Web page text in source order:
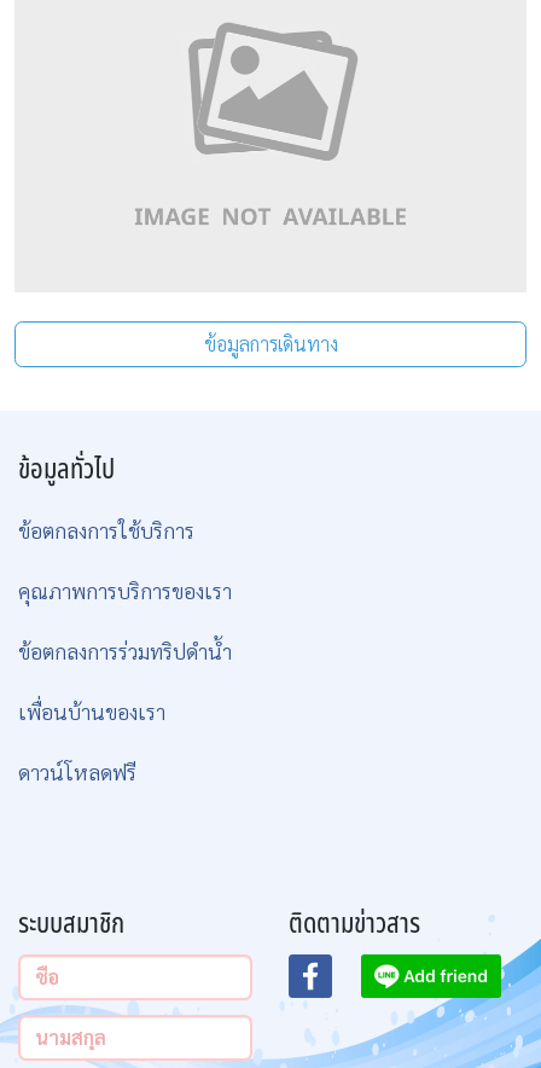
ข้อมูลการเดินทาง
ข้อมูลทั่วไป
ข้อตกลงการใช้บริการ
คุณภาพการบริการของเรา
ข้อตกลงการร่วมทริปดำน้ำ
เพื่อนบ้านของเรา
ดาวน์โหลดฟรี
ระบบสมาชิก ติดตามข่าวสาร